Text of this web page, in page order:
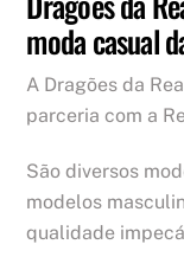
moda casual
A Dragões da
parceria com a
São diversos
modelos
qualidade